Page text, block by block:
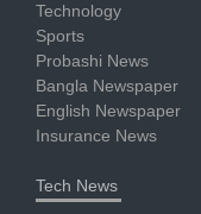
Technology
Sports
Probashi News
Bangla Newspaper
English Newspaper
Insurance News
Tech News